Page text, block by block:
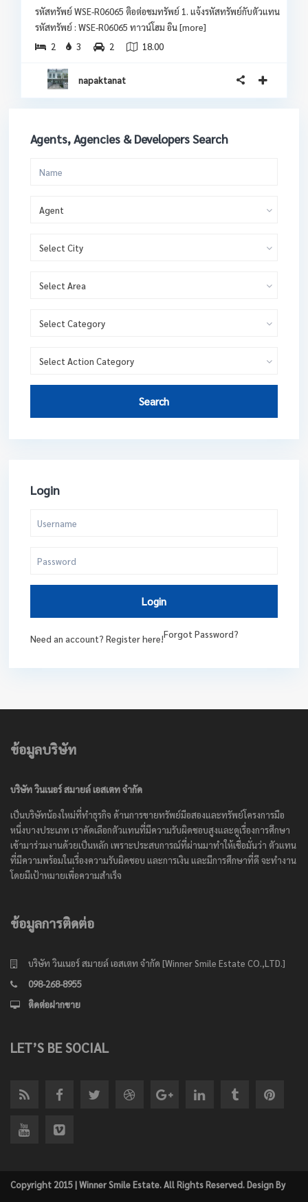
รหัสทรัพย์ WSE-R06065 ติอต่อชมทรัพย์ 1. แจ้งรหัสทรัพย์กับตัวแทน
รหัสทรัพย์ : WSE-R06065 ทาวน์โฮม อิน[more]
2
3 2 18.00
napaktanat
Agents, Agencies & Developers Search
Agent
Select City
Select Area
Select Category
Select Action Category
Search
Login
Login
Need an account? Register here!Forgot Password?
ข้อมูลบริษัท
บริษัท วินเนอร์ สมายล์ เอสเตท จำกัด
เป็นบริษัทน้องใหม่ที่ทำธุรกิจ ด้านการขายทรัพย์มือสองและทรัพย์โครงการมือ
หนึ่งบางประเภท เราคัดเลือกตัวแทนที่มีความรับผิดชอบสูงและดูเรื่องการศึกษา
เข้ามาร่วมงานด้วยเป็นหลัก เพราะประสบการณ์ที่ผ่านมาทำให้เชื่อมั่นว่า ตัวแทน
ที่มีความพร้อมในเรื่องความรับผิดชอบ และการเงิน และมีการศึกษาที่ดี จะทำงาน
โดยมีเป้าหมายเพื่อความสำเร็จ
ข้อมูลการติดต่อ
บริษัท วินเนอร์ สมายล์ เอสเตท จำกัด [Winner Smile Estate CO.,LTD.]
098-268-8955
ติดต่อฝากขาย
LET’S BE SOCIAL
Copyright 2015 | Winner Smile Estate. All Rights Reserved. Design By